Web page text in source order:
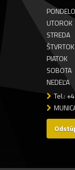
UTOROK
STREDA
ŠTVRTOK
PIATOK
SOBOTA
NEDEĽA
Tel.: